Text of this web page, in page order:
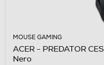
MOUSE GAMING
ACER - PREDATOR
Nero